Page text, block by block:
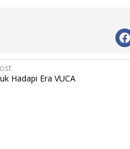
Hadapi Era VUCA